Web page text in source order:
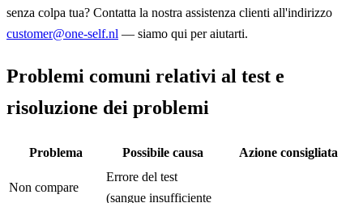
senza colpa tua? Contatta la nostra assistenza clienti all'indirizzo
customer@one-self.nl — siamo qui per aiutarti.
Problemi comuni relativi al test e
risoluzione dei problemi
Problema Possibile causa Azione consigliata
Non compare
Errore del test
(sangue insufficiente